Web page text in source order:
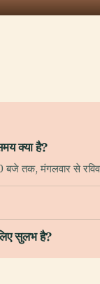
क्या है?
तक, मंगलवार से
सुलभ है?